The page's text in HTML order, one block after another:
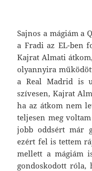
Sajnos a mágiám a
a Fradi az EL-ben
Kajrat Almati
olyannyira
a Real Madrid is
szívesen, Kajrat
ha az átkom nem
teljesen meg
jobb oddsért már
ezért fel is tettem
mellett a mágiám
gondoskodott róla,